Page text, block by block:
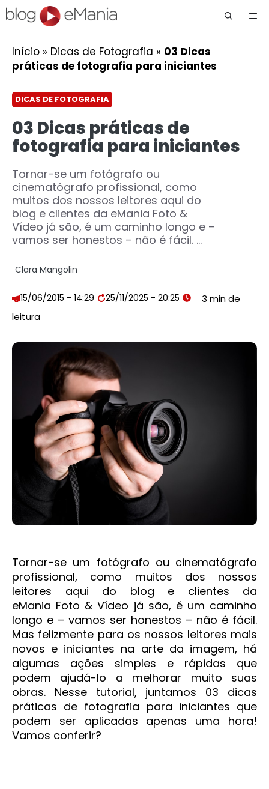
Início » Dicas de Fotografia » 03 Dicas
práticas de fotografia para iniciantes
DICAS DE FOTOGRAFIA
03 Dicas práticas de
fotografia para iniciantes
Tornar-se um fotógrafo ou
cinematógrafo profissional, como
muitos dos nossos leitores aqui do
blog e clientes da eMania Foto &
Vídeo já são, é um caminho longo e –
vamos ser honestos – não é fácil. ...
Clara Mangolin
15/06/2015 - 14:29 25/11/2025 - 20:25
Tornar-se um fotógrafo ou cinematógrafo
profissional, como muitos dos nossos
leitores aqui do blog e clientes da
eMania Foto & Vídeo já são, é um caminho
longo e – vamos ser honestos – não é fácil.
Mas felizmente para os nossos leitores mais
novos e iniciantes na arte da imagem, há
algumas ações simples e rápidas que
podem ajudá-lo a melhorar muito suas
obras. Nesse tutorial, juntamos 03 dicas
práticas de fotografia para iniciantes que
podem ser aplicadas apenas uma hora!
Vamos conferir?